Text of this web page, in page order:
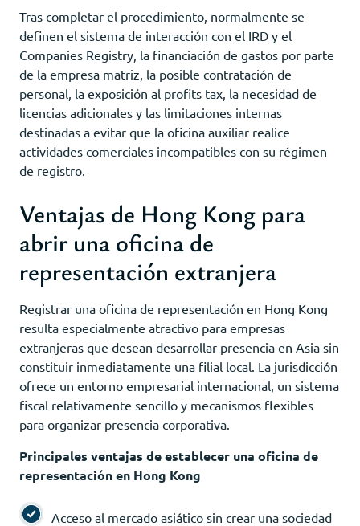
Tras completar el procedimiento, normalmente se
definen el sistema de interacción con el IRD y el
Companies Registry, la financiación de gastos por parte
de la empresa matriz, la posible contratación de
personal, la exposición al profits tax, la necesidad de
licencias adicionales y las limitaciones internas
destinadas a evitar que la oficina auxiliar realice
actividades comerciales incompatibles con su régimen
de registro.
Ventajas de Hong Kong para
abrir una oficina de
representación extranjera
Registrar una oficina de representación en Hong Kong
resulta especialmente atractivo para empresas
extranjeras que desean desarrollar presencia en Asia sin
constituir inmediatamente una filial local. La jurisdicción
ofrece un entorno empresarial internacional, un sistema
fiscal relativamente sencillo y mecanismos flexibles
para organizar presencia corporativa.
Principales ventajas de establecer una oficina de
representación en Hong Kong
Acceso al mercado asiático sin crear una sociedad